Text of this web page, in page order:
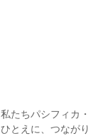
私たちパシフィカ
ひとえに、つなが